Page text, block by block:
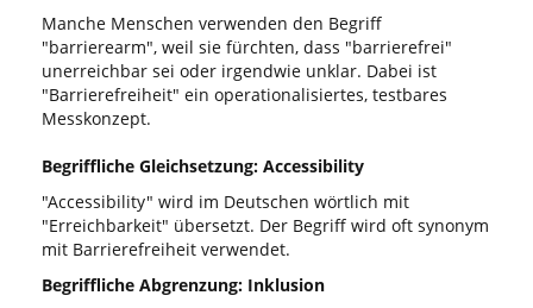
Manche Menschen verwenden den Begriff
"barrierearm", weil sie fürchten, dass "barrierefrei"
unerreichbar sei oder irgendwie unklar. Dabei ist
"Barrierefreiheit" ein operationalisiertes, testbares
Messkonzept.
Begriffliche Gleichsetzung: Accessibility
"Accessibility" wird im Deutschen wörtlich mit
"Erreichbarkeit" übersetzt. Der Begriff wird oft synonym
mit Barrierefreiheit verwendet.
Begriffliche Abgrenzung: Inklusion